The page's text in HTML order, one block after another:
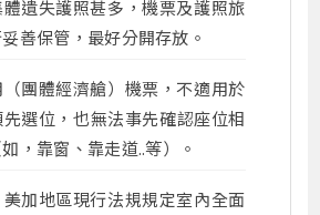
遺失護照甚多，機票及護照旅
善保管，最好分開存放。
團體經濟艙）機票，不適用於
選位，也無法事先確認座位相
，靠窗、靠走道..等）。
加地區現行法規規定室內全面